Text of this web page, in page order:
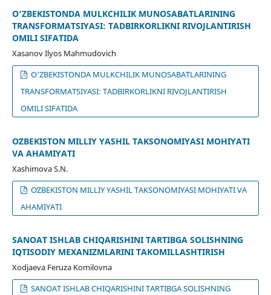
O‘ZBEKISTONDA MULKCHILIK MUNOSABATLARINING
TRANSFORMATSIYASI: TADBIRKORLIKNI RIVOJLANTIRISH
OMILI SIFATIDA
Xasanov Ilyos Mahmudovich
O‘ZBEKISTONDA MULKCHILIK MUNOSABATLARINING
TRANSFORMATSIYASI: TADBIRKORLIKNI RIVOJLANTIRISH
OMILI SIFATIDA
OʻZBEKISTON MILLIY YASHIL TAKSONOMIYASI MOHIYATI
VA AHAMIYATI
Xashimova S.N.
OʻZBEKISTON MILLIY YASHIL TAKSONOMIYASI MOHIYATI VA
AHAMIYATI
SANOAT ISHLAB CHIQARISHINI TARTIBGA SOLISHNING
IQTISODIY MEXANIZMLARINI TAKOMILLASHTIRISH
Xodjaeva Feruza Komilovna
SANOAT ISHLAB CHIQARISHINI TARTIBGA SOLISHNING